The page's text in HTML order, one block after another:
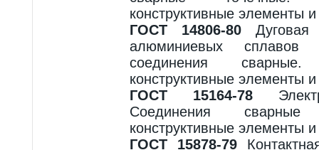
конструктивные элементы
ГОСТ 14806-80Дуговая
алюминиевых
соединения
конструктивные элементы
ГОСТ 15164-78
Соединения
конструктивные элементы
ГОСТ 15878-79